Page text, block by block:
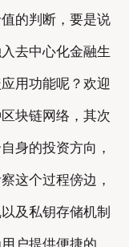
的判断，要是说
去中心化金融生
用功能呢？欢迎
块链网络，其次
身的投资方向，
这个过程傍边，
及私钥存储机制